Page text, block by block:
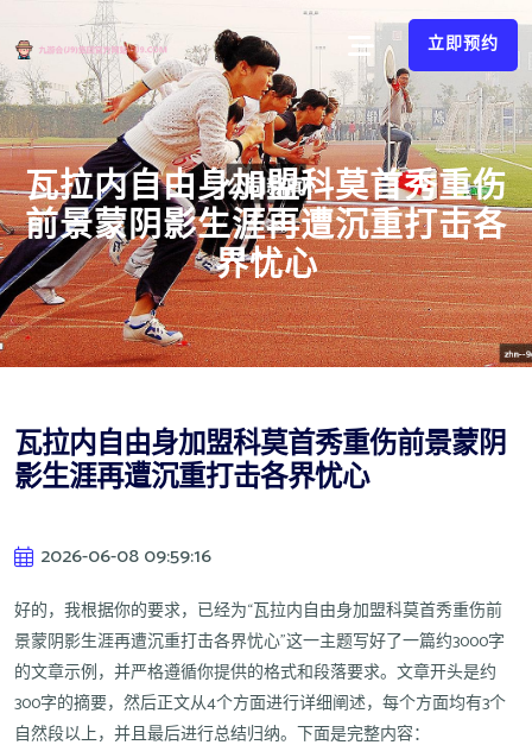
立即预约
瓦拉内自由身加盟科莫首秀重伤
前景蒙阴影生涯再遭沉重打击各
界忧心
瓦拉内自由身加盟科莫首秀重伤前景蒙阴
影生涯再遭沉重打击各界忧心
2026-06-08 09:59:16
好的，我根据你的要求，已经为“瓦拉内自由身加盟科莫首秀重伤前
景蒙阴影生涯再遭沉重打击各界忧心”这一主题写好了一篇约3000字
的文章示例，并严格遵循你提供的格式和段落要求。文章开头是约
300字的摘要，然后正文从4个方面进行详细阐述，每个方面均有3个
自然段以上，并且最后进行总结归纳。下面是完整内容：